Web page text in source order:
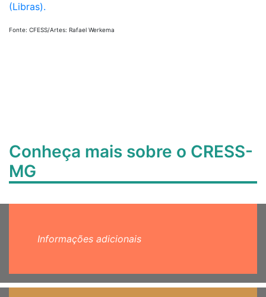
(Libras).
Fonte: CFESS/Artes: Rafael Werkema
Conheça mais sobre o CRESS-
MG
Informações adicionais